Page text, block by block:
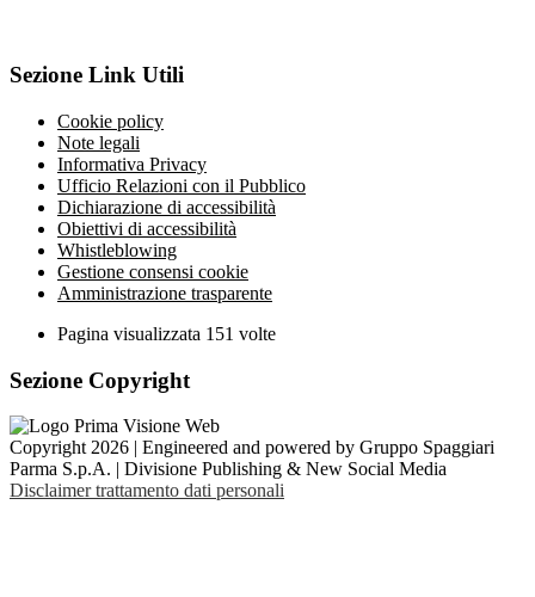
Sezione Link Utili
Cookie policy
Note legali
Informativa Privacy
Ufficio Relazioni con il Pubblico
Dichiarazione di accessibilità
Obiettivi di accessibilità
Whistleblowing
Gestione consensi cookie
Amministrazione trasparente
Pagina visualizzata 151 volte
Sezione Copyright
Copyright 2026 | Engineered and powered by Gruppo Spaggiari
Parma S.p.A. | Divisione Publishing & New Social Media
Disclaimer trattamento dati personali